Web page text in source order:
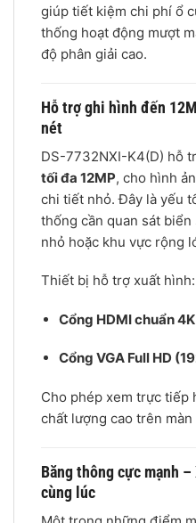
giúp tiết kiệm chi phí ổ
thống hoạt động mượt
độ phân giải cao.
Hỗ trợ ghi hình đến
nét
DS-7732NXI-K4(D) hỗ
tối đa 12MP, cho hình
chi tiết nhỏ. Đây là yếu
thống cần quan sát
nhỏ hoặc khu vực rộng
Thiết bị hỗ trợ xuất hình:
Cổng HDMI chuẩn
Cổng VGA Full HD
Cho phép xem trực tiếp
chất lượng cao trên
Băng thông cực mạnh
cùng lúc